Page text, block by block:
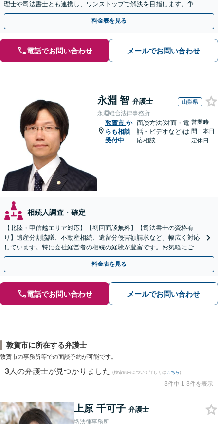
理士や司法書士とも連携し、ワンストップで解決を目指します。争い
を防ぐためにもぜひご相談ください。【分割払い可】
料金表を見る
電話でお問い合わせ メールでお問い合わせ
永淵 智 弁護士 山梨県
永淵総合法律事務所
敦賀市 か
らも相談
受付中
面談方法(対面・電
話・ビデオなど)は
応相談
営業時
間：本日
定休日
相続人調査・確定
【北陸・甲信越エリア対応】【初回面談無料】【司法書士の資格有
り】遺産分割協議、不動産相続、遺留分侵害額請求など、幅広く対応
しています。特に会社経営者の相続の経験が豊富です。お気軽にご相
談ください。【休日・夜間面談可】【オンライン面談可】
料金表を見る
電話でお問い合わせ メールでお問い合わせ
敦賀市に所在する弁護士
敦賀市の事務所等での面談予約が可能です。
3 人の弁護士が見つかりました (検索結果について詳しくは こちら)
3件中 1-3件を表示
上原 千可子 弁護士
堺法律事務所